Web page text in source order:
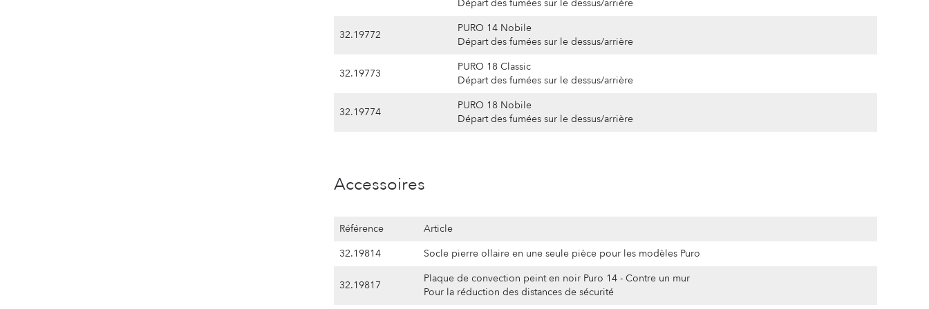
DB de Orsières le 22.01.2025 : 5/5 ★★★★★
★★★★★
design, utilisation, qualité de la pierre, tout est bien
BB de Fortunau (Ayent) le 12.12.2024 : 4/5
Départ des fumées sur le dessus/arrière
32.19772
PURO 14 Nobile
Départ des fumées sur le dessus/arrière
32.19773
PURO 18 Classic
Départ des fumées sur le dessus/arrière
32.19774
PURO 18 Nobile
Départ des fumées sur le dessus/arrière
Accessoires
Référence
Article
32.19814
Socle pierre ollaire en une seule pièce pour les modèles Puro
32.19817
Plaque de convection peint en noir Puro 14 - Contre un mur
Pour la réduction des distances de sécurité